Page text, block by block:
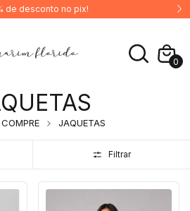
de desconto no pix!
0
COMPRE JAQUETAS
Filtrar